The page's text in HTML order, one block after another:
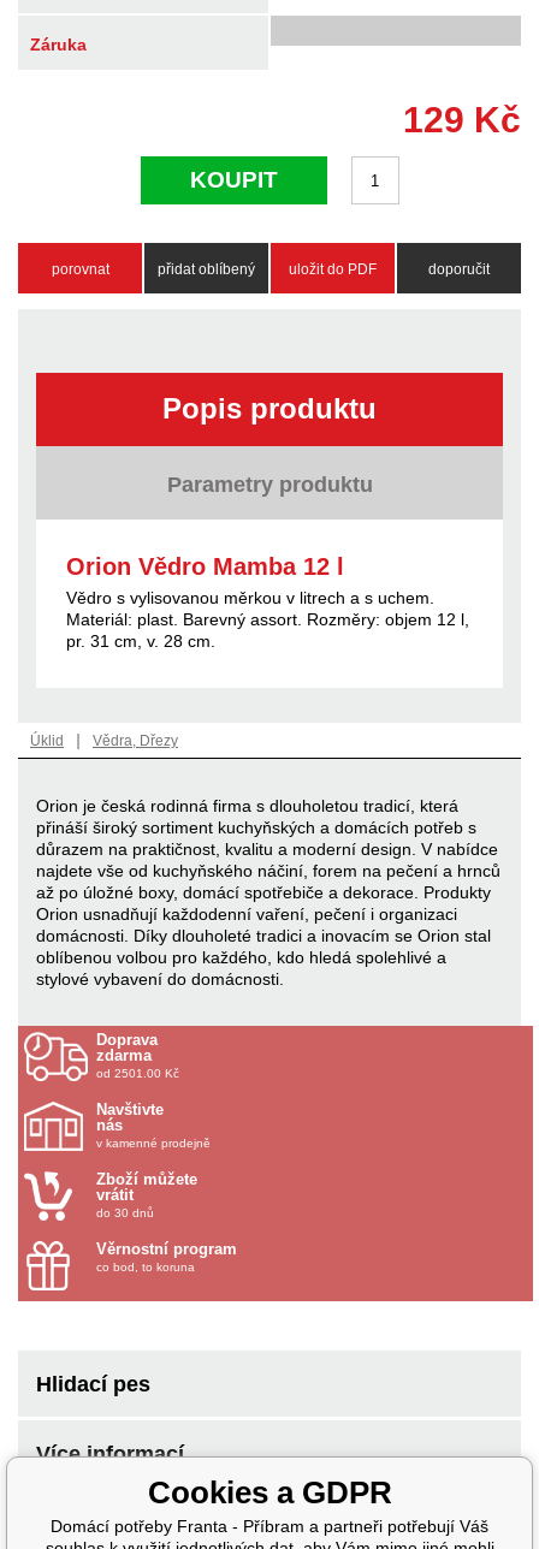
Záruka
129 Kč
KOUPIT
porovnat přidat oblíbený uložit do PDF doporučit
Popis produktu
Parametry produktu
Orion Vědro Mamba 12 l
Vědro s vylisovanou měrkou v litrech a s uchem.
Materiál: plast. Barevný assort. Rozměry: objem 12 l,
pr. 31 cm, v. 28 cm.
Úklid | Vědra, Dřezy
Orion je česká rodinná firma s dlouholetou tradicí, která
přináší široký sortiment kuchyňských a domácích potřeb s
důrazem na praktičnost, kvalitu a moderní design. V nabídce
najdete vše od kuchyňského náčiní, forem na pečení a hrnců
až po úložné boxy, domácí spotřebiče a dekorace. Produkty
Orion usnadňují každodenní vaření, pečení i organizaci
domácnosti. Díky dlouholeté tradici a inovacím se Orion stal
oblíbenou volbou pro každého, kdo hledá spolehlivé a
stylové vybavení do domácnosti.
Doprava
zdarma
od 2501.00 Kč
Navštivte
nás
v kamenné prodejně
Zboží můžete
vrátit
do 30 dnů
Věrnostní program
co bod, to koruna
Hlidací pes
Více informací
Cookies a GDPR
Domácí potřeby Franta - Příbram a partneři potřebují Váš